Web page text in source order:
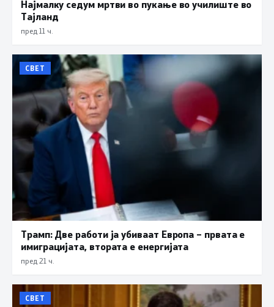
Најмалку седум мртви во пукање во училиште во
Тајланд
пред 11 ч.
СВЕТ
Трамп: Две работи ја убиваат Европа – првата е
имиграцијата, втората е енергијата
пред 21 ч.
СВЕТ